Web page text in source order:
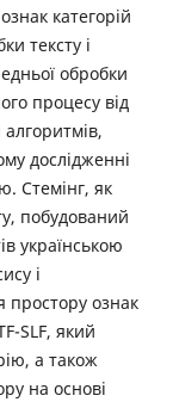
категорій
тексту і
обробки
процесу від
дослідженні
Стемінг, як
побудований
українською
і
простору ознак
SLF, який
а також
на основі